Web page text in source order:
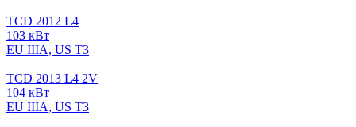
TCD 2012 L4
103 кВт
EU IIIA, US T3
TCD 2013 L4 2V
104 кВт
EU IIIA, US T3